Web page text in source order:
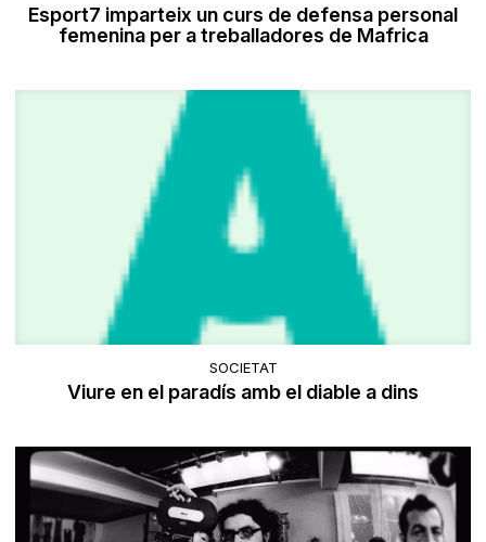
Esport7 imparteix un curs de defensa personal
femenina per a treballadores de Mafrica
SOCIETAT
Viure en el paradís amb el diable a dins